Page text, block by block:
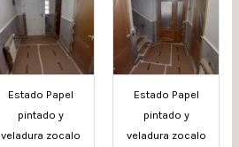
Estado Papel
pintado y
veladura zocalo
Estado Papel
pintado y
veladura zocalo